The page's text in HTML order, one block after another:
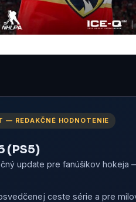
— REDAKČNÉ HODNOTENIE
(PS5)
update pre fanúšikov hokeja
ceste série a pre